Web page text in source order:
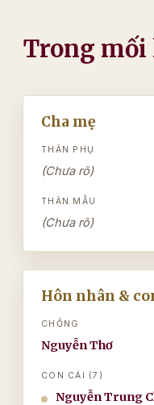
Trong mối
Cha mẹ
THÂN PHỤ
(Chưa rõ)
THÂN MẪU
(Chưa rõ)
Hôn nhân &
CHỒNG
Nguyễn Thơ
CON CÁI (7)
Nguyễn Trung